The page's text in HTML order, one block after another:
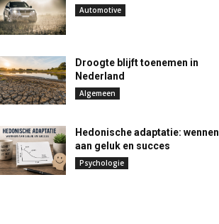
Automotive
Droogte blijft toenemen in
Nederland
Algemeen
Hedonische adaptatie: wennen
aan geluk en succes
Psychologie